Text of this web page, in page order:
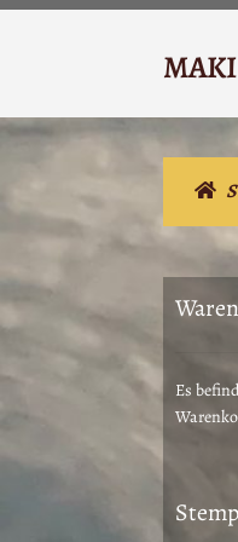
Zur
springen
Zum
Inhalt
springen
Es